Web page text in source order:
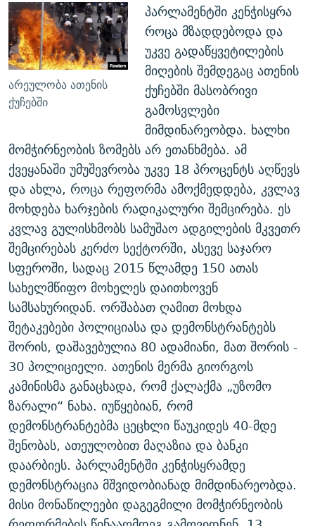
არეულობა ათენის
ქუჩებში
პარლამენტში კენჭისყრა
როცა მზადდებოდა და
უკვე გადაწყვეტილების
მიღების შემდეგაც ათენის
ქუჩებში მასობრივი
გამოსვლები
მიმდინარეობდა. ხალხი
მომჭირნეობის ზომებს არ ეთანხმება. ამ
ქვეყანაში უმუშევრობა უკვე 18 პროცენტს აღწევს
და ახლა, როცა რეფორმა ამოქმედდება, კვლავ
მოხდება ხარჯების რადიკალური შემცირება. ეს
კვლავ გულისხმობს სამუშაო ადგილების მკვეთრ
შემცირებას კერძო სექტორში, ასევე საჯარო
სფეროში, სადაც 2015 წლამდე 150 ათას
სახელმწიფო მოხელეს დაითხოვენ
სამსახურიდან. ორშაბათ ღამით მოხდა
შეტაკებები პოლიციასა და დემონსტრანტებს
შორის, დაშავებულია 80 ადამიანი, მათ შორის -
30 პოლიციელი. ათენის მერმა გიორგოს
კამინისმა განაცხადა, რომ ქალაქმა „უზომო
ზარალი“ ნახა. იუწყებიან, რომ
დემონსტრანტებმა ცეცხლი წაუკიდეს 40-მდე
შენობას, ათეულობით მაღაზია და ბანკი
დაარბიეს. პარლამენტში კენჭისყრამდე
დემონსტრაცია მშვიდობიანად მიმდინარეობდა.
მისი მონაწილეები დაგეგმილი მომჭირნეობის